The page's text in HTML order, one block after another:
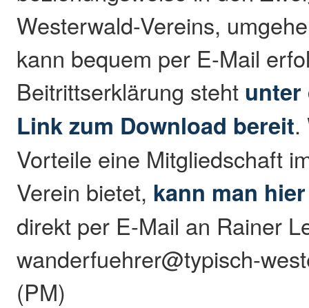
Westerwald-Vereins,
kann bequem per E-Mail
Beitrittserklärung steht unter
Link zum Download bereit.
Vorteile eine Mitgliedschaft
Verein bietet, kann man
direkt per E-Mail an Rainer
wanderfuehrer@typisch-
(PM)